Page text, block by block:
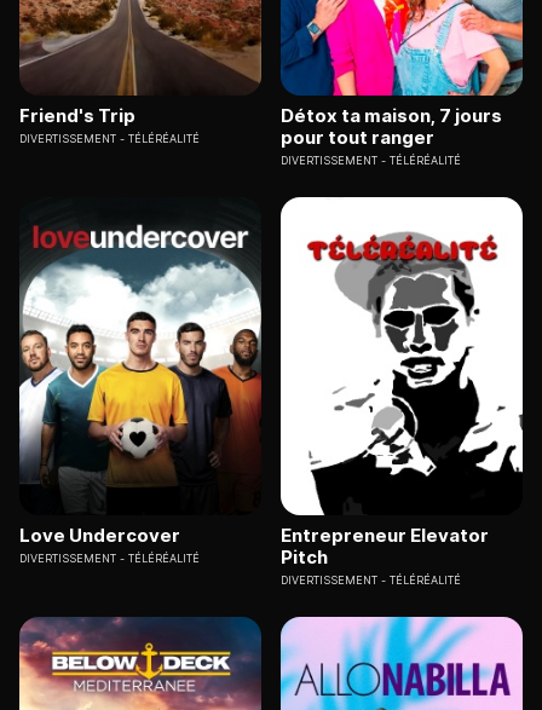
Friend's Trip
DIVERTISSEMENT TÉLÉRÉALITÉ
Détox ta maison, 7 jours
pour tout ranger
DIVERTISSEMENT TÉLÉRÉALITÉ
Love Undercover
DIVERTISSEMENT TÉLÉRÉALITÉ
Entrepreneur Elevator
Pitch
DIVERTISSEMENT TÉLÉRÉALITÉ